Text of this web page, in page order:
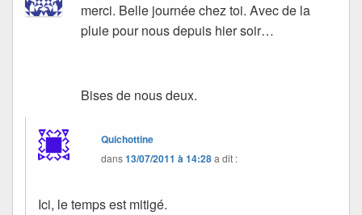
merci. Belle journée chez toi. Avec de la
pluie pour nous depuis hier soir…
Bises de nous deux.
Quichottine
dans13/07/2011 à 14:28a dit :
Ici, le temps est mitigé.